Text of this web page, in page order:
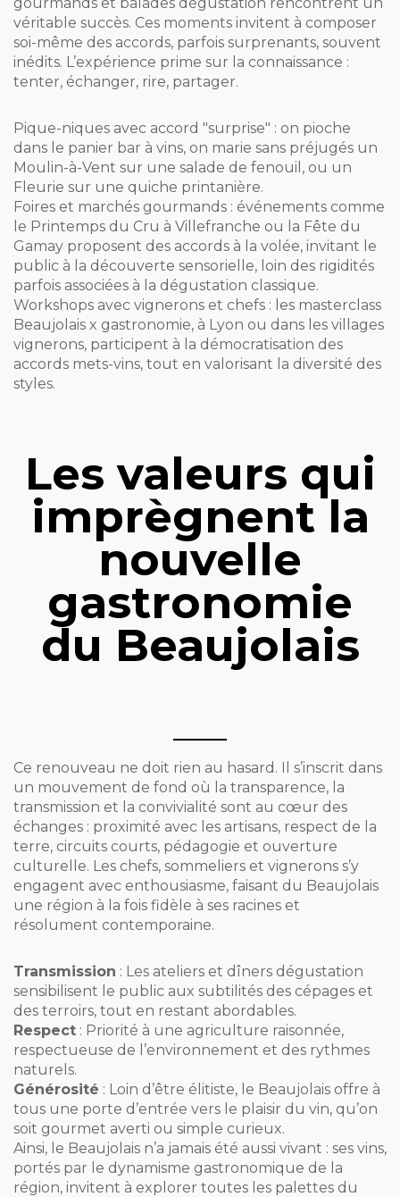
véritable succès. Ces moments invitent à composer
soi-même des accords, parfois surprenants, souvent
inédits. L’expérience prime sur la connaissance :
tenter, échanger, rire, partager.
Pique-niques avec accord "surprise" : on pioche
dans le panier bar à vins, on marie sans préjugés un
Moulin-à-Vent sur une salade de fenouil, ou un
Fleurie sur une quiche printanière.
Foires et marchés gourmands : événements comme
le Printemps du Cru à Villefranche ou la Fête du
Gamay proposent des accords à la volée, invitant le
public à la découverte sensorielle, loin des rigidités
parfois associées à la dégustation classique.
Workshops avec vignerons et chefs : les masterclass
Beaujolais x gastronomie, à Lyon ou dans les villages
vignerons, participent à la démocratisation des
accords mets-vins, tout en valorisant la diversité des
styles.
Les valeurs qui
imprègnent la
nouvelle
gastronomie
du Beaujolais
Ce renouveau ne doit rien au hasard. Il s’inscrit dans
un mouvement de fond où la transparence, la
transmission et la convivialité sont au cœur des
échanges : proximité avec les artisans, respect de la
terre, circuits courts, pédagogie et ouverture
culturelle. Les chefs, sommeliers et vignerons s’y
engagent avec enthousiasme, faisant du Beaujolais
une région à la fois fidèle à ses racines et
résolument contemporaine.
Transmission : Les ateliers et dîners dégustation
sensibilisent le public aux subtilités des cépages et
des terroirs, tout en restant abordables.
Respect : Priorité à une agriculture raisonnée,
respectueuse de l’environnement et des rythmes
naturels.
Générosité : Loin d’être élitiste, le Beaujolais offre à
tous une porte d’entrée vers le plaisir du vin, qu’on
soit gourmet averti ou simple curieux.
Ainsi, le Beaujolais n’a jamais été aussi vivant : ses vins,
portés par le dynamisme gastronomique de la
région, invitent à explorer toutes les palettes du